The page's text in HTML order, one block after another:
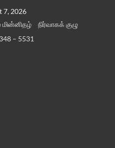
7, 2026
நிர்வாகக் குழு
– 5531